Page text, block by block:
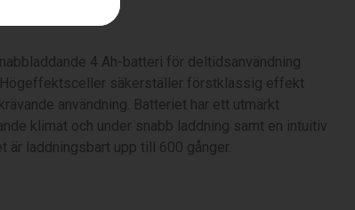
4 Ah-batteri för deltidsanvändning
säkerställer förstklassig effekt
användning. Batteriet har ett utmärkt
klimat och under snabb laddning samt en intuitiv
är laddningsbart upp till 600 gånger.